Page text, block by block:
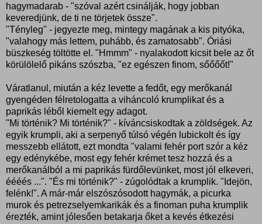
hagymadarab - "szóval azért csinálják, hogy jobban
keveredjünk, de ti ne törjetek össze".
"Tényleg" - jegyezte meg, mintegy magának a kis pityóka,
"valahogy más lettem, puhább, és zamatosabb". Óriási
büszkeség töltötte el. "Hmmm" - nyalakodott kicsit bele az őt
körülölelő pikáns szószba, "ez egészen finom, sőőőőt!"
Váratlanul, miután a kéz levette a fedőt, egy merőkanál
gyengéden félretologatta a viháncoló krumplikat és a
paprikás léből kiemelt egy adagot.
"Mi történik? Mi történik?" - kíváncsiskodtak a zöldségek. Az
egyik krumpli, aki a serpenyő túlsó végén lubickolt és így
messzebb ellátott, ezt mondta "valami fehér port szór a kéz
egy edénykébe, most egy fehér krémet tesz hozzá és a
merőkanálból a mi paprikás fürdőlevünket, most jól elkeveri,
éééés ...". "És mi történik?" - zúgolódtak a krumplik. "Idejön,
felénk!". A már-már elszószósodott hagymák, a picurka
murok és petrezselyemkarikák és a finoman puha krumplik
érezték, amint jólesően betakarja őket a kevés étkezési